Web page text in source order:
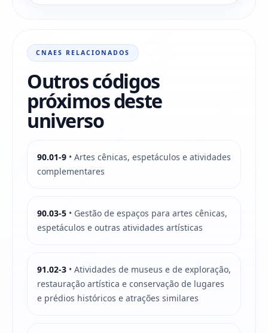
CNAES RELACIONADOS
Outros códigos
próximos deste
universo
90.01-9 • Artes cênicas, espetáculos e atividades
complementares
90.03-5 • Gestão de espaços para artes cênicas,
espetáculos e outras atividades artísticas
91.02-3 • Atividades de museus e de exploração,
restauração artística e conservação de lugares
e prédios históricos e atrações similares